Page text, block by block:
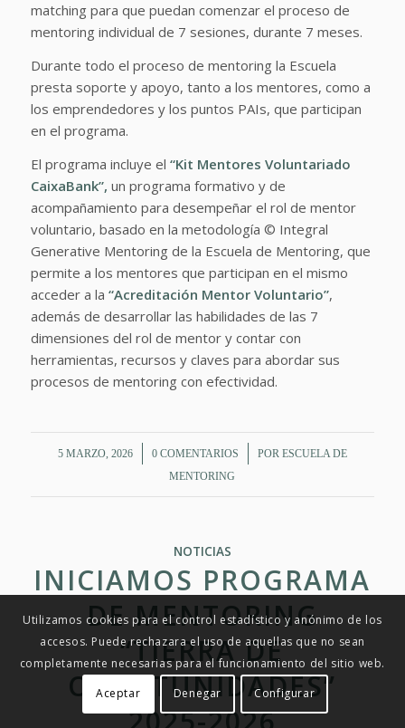
matching para que puedan comenzar el proceso de
mentoring individual de 7 sesiones, durante 7 meses.
Durante todo el proceso de mentoring la Escuela
presta soporte y apoyo, tanto a los mentores, como a
los emprendedores y los puntos PAIs, que participan
en el programa.
El programa incluye el “Kit Mentores Voluntariado
CaixaBank”, un programa formativo y de
acompañamiento para desempeñar el rol de mentor
voluntario, basado en la metodología © Integral
Generative Mentoring de la Escuela de Mentoring, que
permite a los mentores que participan en el mismo
acceder a la “Acreditación Mentor Voluntario”,
además de desarrollar las habilidades de las 7
dimensiones del rol de mentor y contar con
herramientas, recursos y claves para abordar sus
procesos de mentoring con efectividad.
5 MARZO, 2026
/ 0 COMENTARIOS
/ POR ESCUELA DE
MENTORING
NOTICIAS
INICIAMOS PROGRAMA
DE MENTORING
“TIERRA DE
OPORTUNIDADES”
Utilizamos cookies para el control estadístico y anónimo de los
accesos. Puede rechazara el uso de aquellas que no sean
completamente necesarias para el funcionamiento del sitio web.
Aceptar
Denegar Configurar